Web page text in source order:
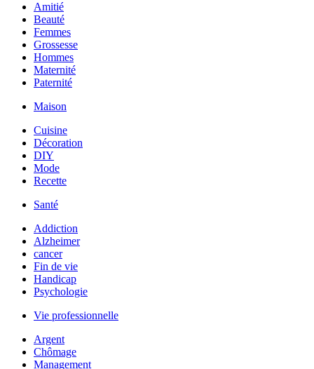
Amitié
Beauté
Femmes
Grossesse
Hommes
Maternité
Paternité
Maison
Cuisine
Décoration
DIY
Mode
Recette
Santé
Addiction
Alzheimer
cancer
Fin de vie
Handicap
Psychologie
Vie professionnelle
Argent
Chômage
Management